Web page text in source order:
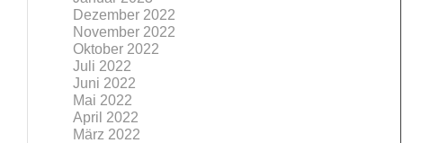
Dezember 2022
November 2022
Oktober 2022
Juli 2022
Juni 2022
Mai 2022
April 2022
März 2022